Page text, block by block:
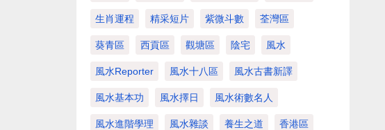
生肖運程 精采短片 紫微斗數 荃灣區
葵青區 西貢區 觀塘區 陰宅 風水
風水Reporter 風水十八區 風水古書新譯
風水基本功 風水擇日 風水術數名人
風水進階學理 風水雜談 養生之道 香港區